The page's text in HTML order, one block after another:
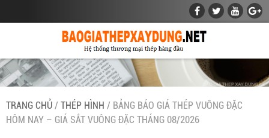
TRANG CHỦ / THÉP HÌNH / BẢNG BÁO GIÁ THÉP VUÔNG ĐẶC
HÔM NAY – GIÁ SẮT VUÔNG ĐẶC THÁNG 08/2026